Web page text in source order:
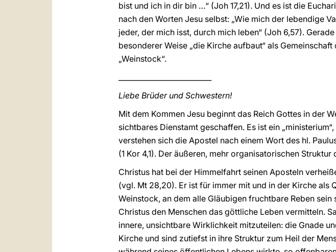
bist und ich in dir bin …“ (Joh 17,21). Und es ist die
nach den Worten Jesu selbst: „Wie mich der lebendige
jeder, der mich isst, durch mich leben“ (Joh 6,57).
besonderer Weise „die Kirche aufbaut“ als
„Weinstock“.
Liebe Brüder und Schwestern!
Mit dem Kommen Jesu beginnt das Reich Gottes in der
sichtbares Dienstamt geschaffen. Es ist ein
verstehen sich die Apostel nach einem Wort des hl.
(1 Kor 4,1). Der äußeren, mehr organisatorischen
Christus hat bei der Himmelfahrt seinen Aposteln
(vgl. Mt 28,20). Er ist für immer mit und in der Kirche als
Weinstock, an dem alle Gläubigen fruchtbare Reben
Christus den Menschen das göttliche Leben vermitteln.
innere, unsichtbare Wirklichkeit mitzuteilen: die Gnade
Kirche und sind zutiefst in ihre Struktur zum Heil der